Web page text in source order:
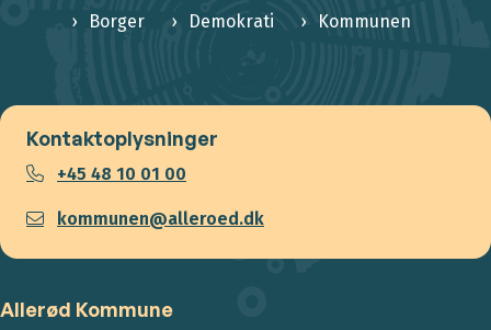
Borger Demokrati Kommunen
Kontaktoplysninger
+45 48 10 01 00
kommunen@alleroed.dk
Allerød Kommune